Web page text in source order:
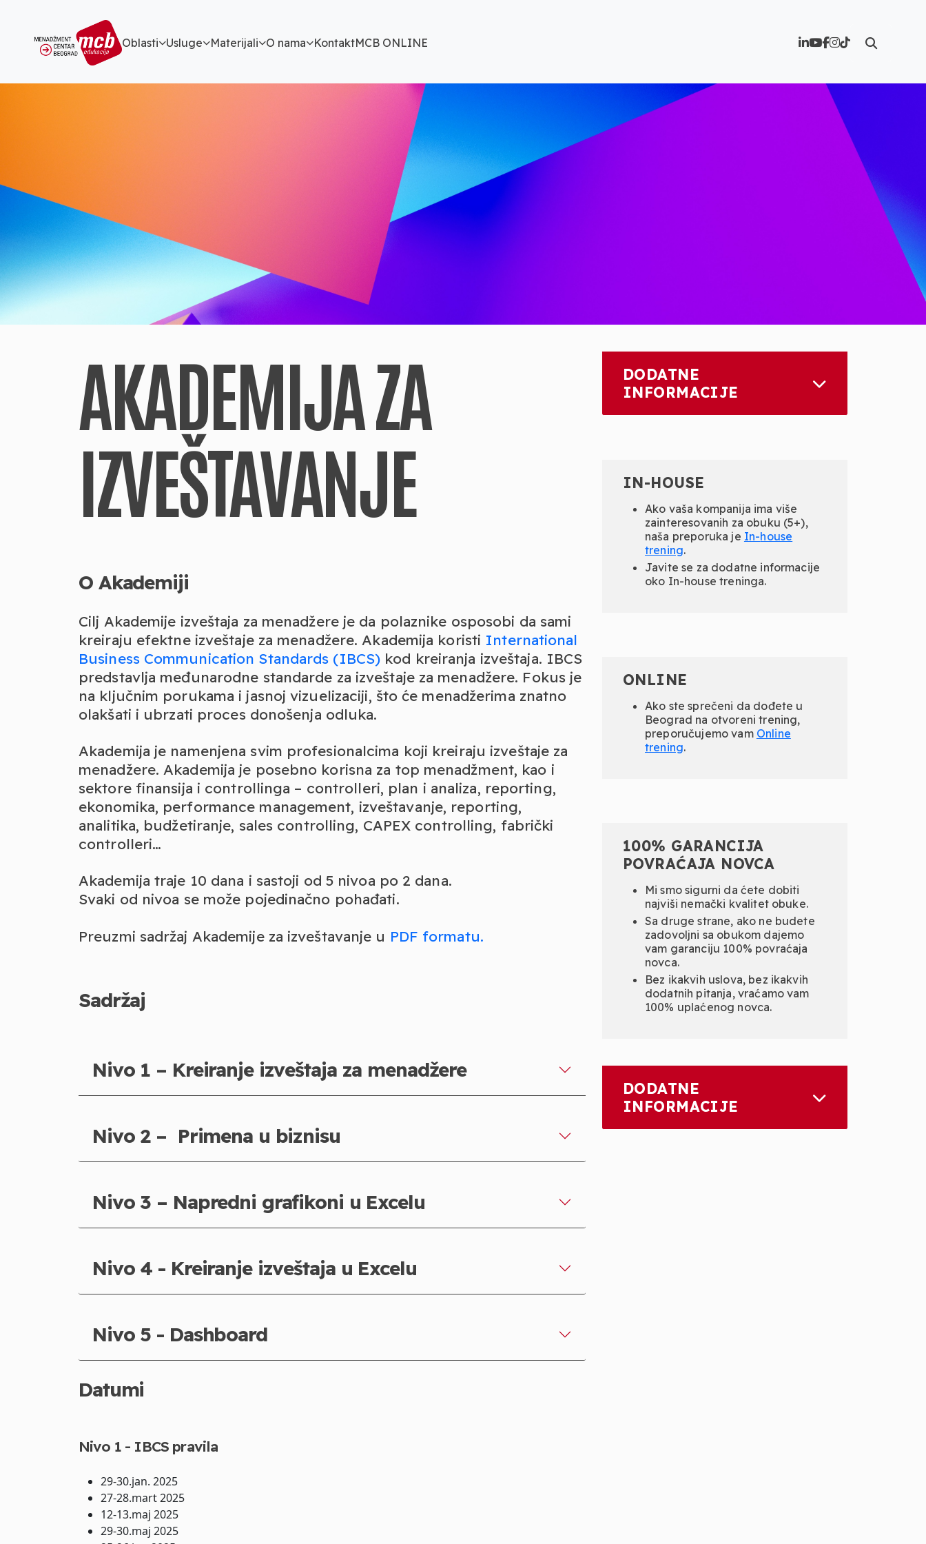
Oblasti Usluge Materijali O nama KontaktMCB ONLINE
AKADEMIJA ZA
IZVEŠTAVANJE
O Akademiji
Cilj Akademije izveštaja za menadžere je da polaznike osposobi da sami
kreiraju efektne izveštaje za menadžere. Akademija koristi International
Business Communication Standards (IBCS) kod kreiranja izveštaja. IBCS
predstavlja međunarodne standarde za izveštaje za menadžere. Fokus je
na ključnim porukama i jasnoj vizuelizaciji, što će menadžerima znatno
olakšati i ubrzati proces donošenja odluka.
Akademija je namenjena svim profesionalcima koji kreiraju izveštaje za
menadžere. Akademija je posebno korisna za top menadžment, kao i
sektore finansija i controllinga – controlleri, plan i analiza, reporting,
ekonomika, performance management, izveštavanje, reporting,
analitika, budžetiranje, sales controlling, CAPEX controlling, fabrički
controlleri…
Akademija traje 10 dana i sastoji od 5 nivoa po 2 dana.
Svaki od nivoa se može pojedinačno pohađati.
Preuzmi sadržaj Akademije za izveštavanje u PDF formatu.
Sadržaj
Nivo 1 – Kreiranje izveštaja za menadžere
Nivo 2 – Primena u biznisu
Nivo 3 – Napredni grafikoni u Excelu
Nivo 4 - Kreiranje izveštaja u Excelu
Nivo 5 - Dashboard
Datumi
Nivo 1 - IBCS pravila
29-30.jan. 2025
27-28.mart 2025
12-13.maj 2025
29-30.maj 2025
DODATNE
INFORMACIJE
IN-HOUSE
Ako vaša kompanija ima više
zainteresovanih za obuku (5+),
naša preporuka je In-house
trening.
Javite se za dodatne informacije
oko In-house treninga.
ONLINE
Ako ste sprečeni da dođete u
Beograd na otvoreni trening,
preporučujemo vam Online
trening.
100% GARANCIJA
POVRAĆAJA NOVCA
Mi smo sigurni da ćete dobiti
najviši nemački kvalitet obuke.
Sa druge strane, ako ne budete
zadovoljni sa obukom dajemo
vam garanciju 100% povraćaja
novca.
Bez ikakvih uslova, bez ikakvih
dodatnih pitanja, vraćamo vam
100% uplaćenog novca.
DODATNE
INFORMACIJE